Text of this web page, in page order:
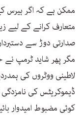
ممکن ہے کہ اگر ہیرس
متعارف کرانے کے لیے
صدارتی دوڑ سے
مگر پھر شاید ٹرمپ نے
لاطینی ووٹروں کی
ڈیموکریٹس کی
کوئی مضبوط امیدوار